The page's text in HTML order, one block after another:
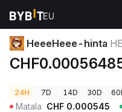
Kryptohinnat HeeeHeee-
HeeeHeee-hinta
24H 7D 14D 30D
Matala CHF 0.000545